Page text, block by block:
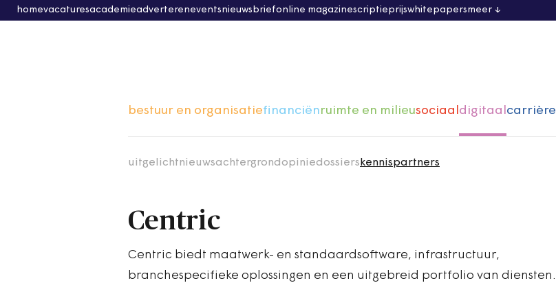
homevacaturesacademieadvertereneventsnieuwsbriefonline magazinescriptieprijswhitepapersmeer
bestuur en organisatiefinanciënruimte en milieusociaaldigitaalcarrière
uitgelichtnieuwsachtergrond opiniedossiers kennispartners
Centric
Centric biedt maatwerk- en standaardsoftware, infrastructuur,
branchespecifieke oplossingen en een uitgebreid portfolio van diensten.